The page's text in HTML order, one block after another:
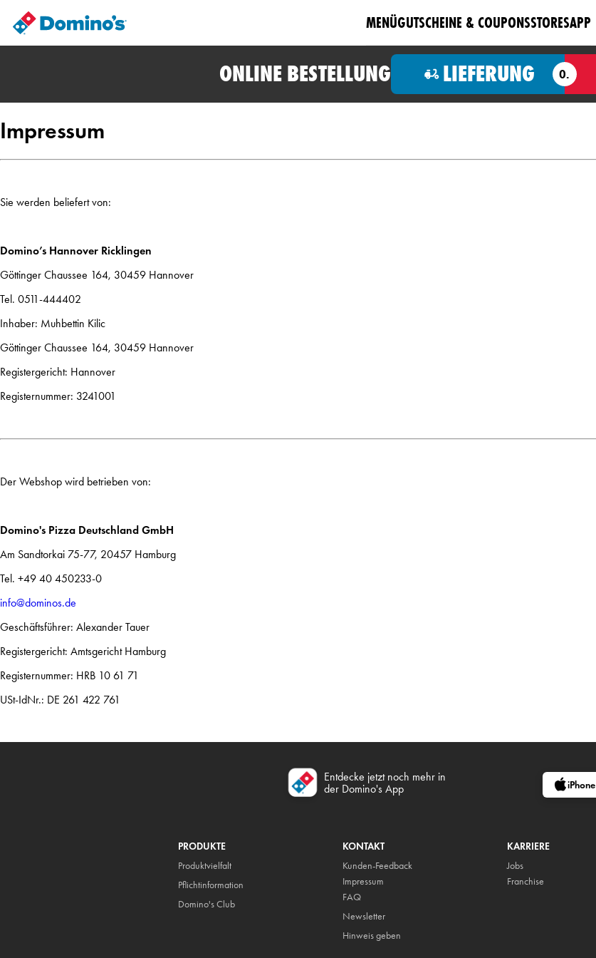
MENÜGUTSCHEINE & COUPONSSTORESAPP
ONLINE BESTELLUNG LIEFERUNG O.
Impressum
Sie werden beliefert von:
Domino’s Hannover Ricklingen
Göttinger Chaussee 164, 30459 Hannover
Tel. 0511-444402
Inhaber: Muhbettin Kilic
Göttinger Chaussee 164, 30459 Hannover
Registergericht: Hannover
Registernummer: 3241001
Der Webshop wird betrieben von:
Domino's Pizza Deutschland GmbH
Am Sandtorkai 75-77, 20457 Hamburg
Tel. +49 40 450233-0
info@dominos.de
Geschäftsführer: Alexander Tauer
Registergericht: Amtsgericht Hamburg
Registernummer: HRB 10 61 71
USt-IdNr.: DE 261 422 761
Entdecke jetzt noch mehr in
der Domino's App
iPhone
PRODUKTE
Produktvielfalt
Pflichtinformation
Domino's Club
KONTAKT
Kunden-Feedback
Impressum
FAQ
Newsletter
Hinweis geben
KARRIERE
Jobs
Franchise